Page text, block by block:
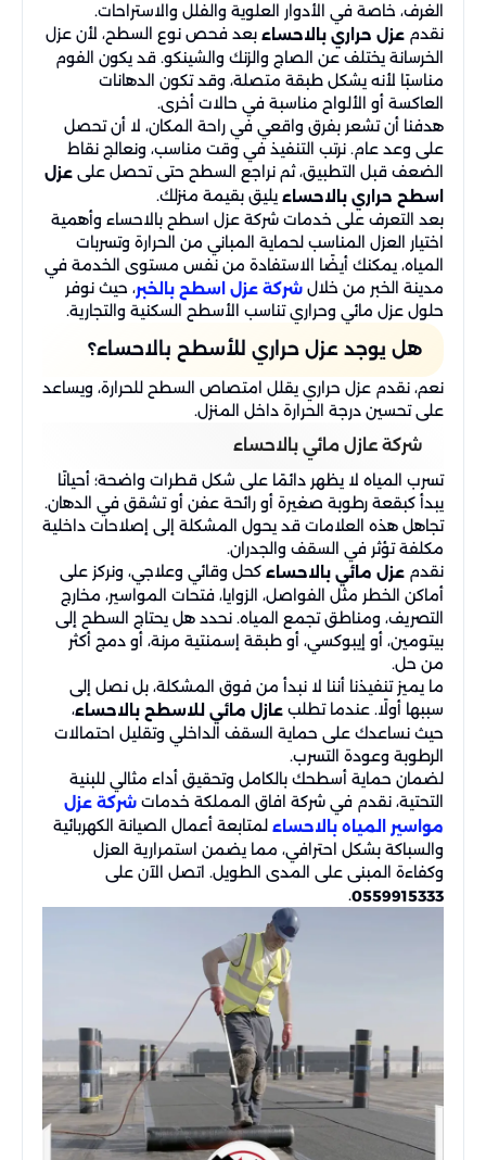
الغرف، خاصة في الأدوار العلوية والفلل والاستراحات.
نقدم عزل حراري بالاحساء بعد فحص نوع السطح، لأن عزل
الخرسانة يختلف عن الصاج والزنك والشينكو. قد يكون الفوم
مناسبًا لأنه يشكل طبقة متصلة، وقد تكون الدهانات
العاكسة أو الألواح مناسبة في حالات أخرى.
هدفنا أن تشعر بفرق واقعي في راحة المكان، لا أن تحصل
على وعد عام. نرتب التنفيذ في وقت مناسب، ونعالج نقاط
الضعف قبل التطبيق، ثم نراجع السطح حتى تحصل على عزل
اسطح حراري بالاحساء يليق بقيمة منزلك.
بعد التعرف على خدمات شركة عزل اسطح بالاحساء وأهمية
اختيار العزل المناسب لحماية المباني من الحرارة وتسربات
المياه، يمكنك أيضًا الاستفادة من نفس مستوى الخدمة في
مدينة الخبر من خلال شركة عزل اسطح بالخبر، حيث نوفر
حلول عزل مائي وحراري تناسب الأسطح السكنية والتجارية.
هل يوجد عزل حراري للأسطح بالاحساء؟
نعم، نقدم عزل حراري يقلل امتصاص السطح للحرارة، ويساعد
على تحسين درجة الحرارة داخل المنزل.
شركة عازل مائي بالاحساء
تسرب المياه لا يظهر دائمًا على شكل قطرات واضحة؛ أحيانًا
يبدأ كبقعة رطوبة صغيرة أو رائحة عفن أو تشقق في الدهان.
تجاهل هذه العلامات قد يحول المشكلة إلى إصلاحات داخلية
مكلفة تؤثر في السقف والجدران.
نقدم عزل مائي بالاحساء كحل وقائي وعلاجي، ونركز على
أماكن الخطر مثل الفواصل، الزوايا، فتحات المواسير، مخارج
التصريف، ومناطق تجمع المياه. نحدد هل يحتاج السطح إلى
بيتومين، أو إيبوكسي، أو طبقة إسمنتية مرنة، أو دمج أكثر
من حل.
ما يميز تنفيذنا أننا لا نبدأ من فوق المشكلة، بل نصل إلى
سببها أولًا. عندما تطلب عازل مائي للاسطح بالاحساء،
حيث نساعدك على حماية السقف الداخلي وتقليل احتمالات
الرطوبة وعودة التسرب.
لضمان حماية أسطحك بالكامل وتحقيق أداء مثالي للبنية
التحتية، نقدم في شركة افاق المملكة خدمات شركة عزل
مواسير المياه بالاحساء لمتابعة أعمال الصيانة الكهربائية
والسباكة بشكل احترافي، مما يضمن استمرارية العزل
وكفاءة المبنى على المدى الطويل. اتصل الآن على
0559915333
.